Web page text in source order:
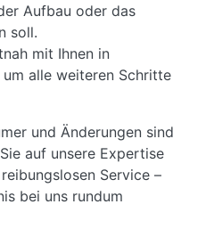
Aufbau oder das
soll.
mit Ihnen in
alle weiteren Schritte
und Änderungen sind
auf unsere Expertise
Service –
bei uns rundum